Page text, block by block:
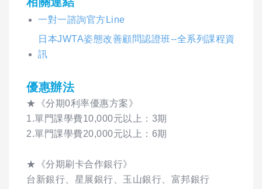
一對一諮詢官方Line
日本JWTA姿態改善顧問認證班--全系列課程資
訊
優惠辦法
★《分期0利率優惠方案》
1.單門課學費10,000元以上：3期
2.單門課學費20,000元以上：6期
★《分期刷卡合作銀行》
台新銀行、星展銀行、玉山銀行、富邦銀行